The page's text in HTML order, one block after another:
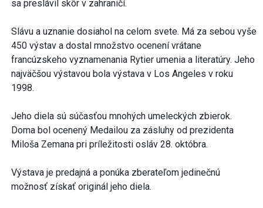
sa preslávil skôr v zahraničí.
Slávu a uznanie dosiahol na celom svete. Má za sebou vyše
450 výstav a dostal množstvo ocenení vrátane
francúzskeho vyznamenania Rytier umenia a literatúry. Jeho
najväčšou výstavou bola výstava v Los Angeles v roku
1998.
Jeho diela sú súčasťou mnohých umeleckých zbierok.
Doma bol ocenený Medailou za zásluhy od prezidenta
Miloša Zemana pri príležitosti osláv 28. októbra.
Výstava je predajná a ponúka zberateľom jedinečnú
možnosť získať originál jeho diela.